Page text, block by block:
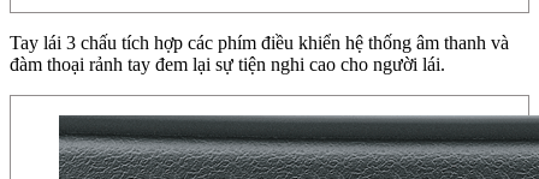
Tay lái 3 chấu tích hợp các phím điều khiển hệ thống âm thanh và
đàm thoại rảnh tay đem lại sự tiện nghi cao cho người lái.